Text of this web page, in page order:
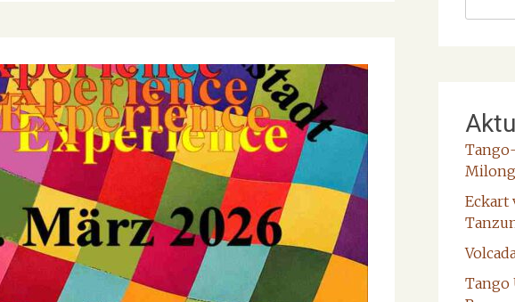
Eckart
Tango